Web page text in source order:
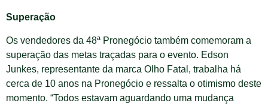
Superação
Os vendedores da 48ª Pronegócio também comemoram a
superação das metas traçadas para o evento. Edson
Junkes, representante da marca Olho Fatal, trabalha há
cerca de 10 anos na Pronegócio e ressalta o otimismo deste
momento. “Todos estavam aguardando uma mudança